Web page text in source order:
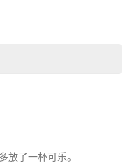
放了一杯可乐。 ...